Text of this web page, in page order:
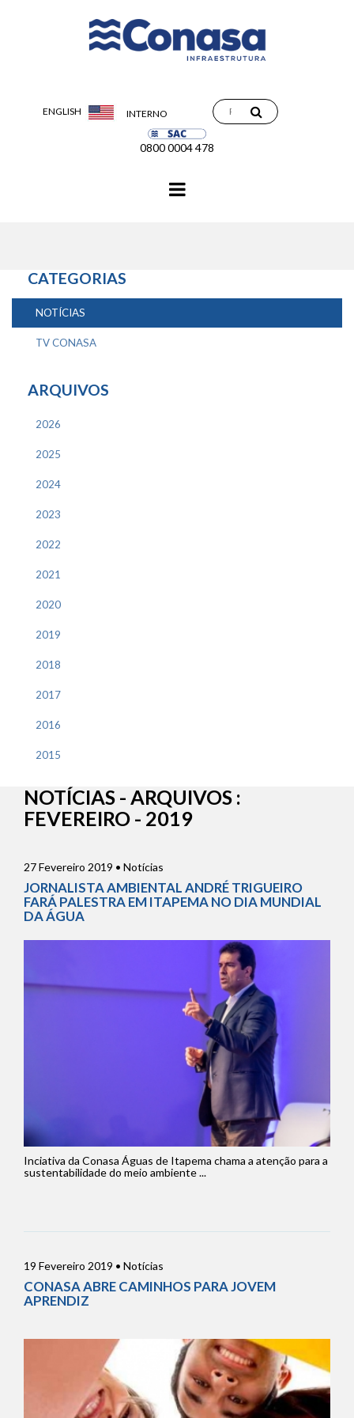
ENGLISH INTERNO
0800 0004 478
CATEGORIAS
NOTÍCIAS
TV CONASA
ARQUIVOS
2026
2025
2024
2023
2022
2021
2020
2019
2018
2017
2016
2015
NOTÍCIAS - ARQUIVOS :
FEVEREIRO - 2019
27 Fevereiro 2019 • Notícias
JORNALISTA AMBIENTAL ANDRÉ TRIGUEIRO
FARÁ PALESTRA EM ITAPEMA NO DIA MUNDIAL
DA ÁGUA
Inciativa da Conasa Águas de Itapema chama a atenção para a
sustentabilidade do meio ambiente ...
19 Fevereiro 2019 • Notícias
CONASA ABRE CAMINHOS PARA JOVEM
APRENDIZ